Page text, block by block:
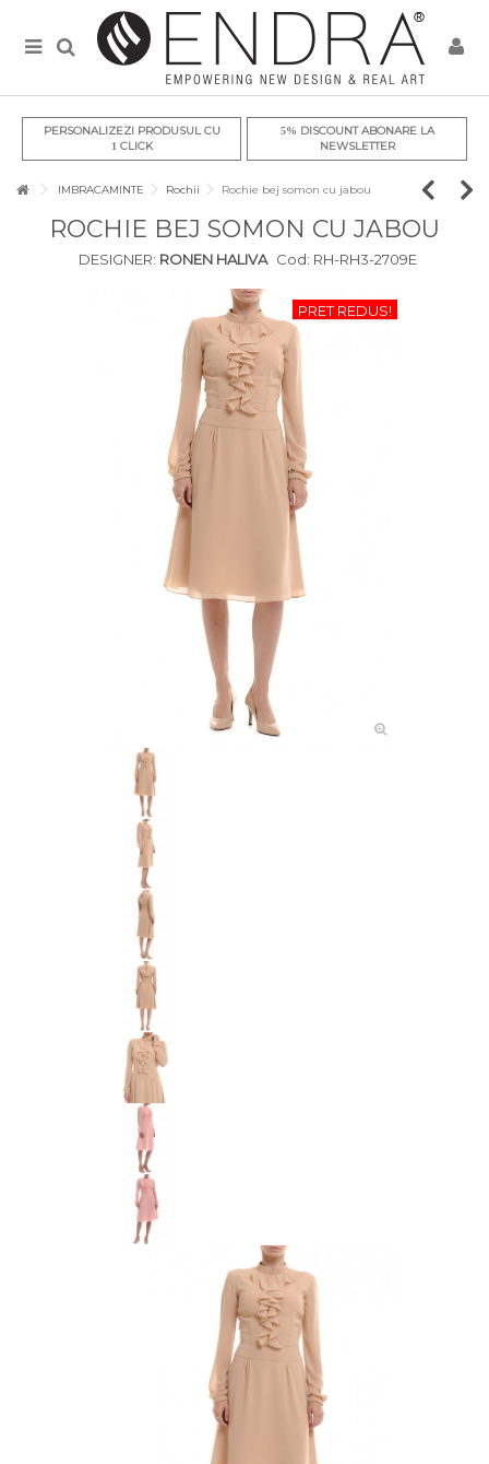
PERSONALIZEZI PRODUSUL CU
1CLICK
5% DISCOUNT ABONARE LA
NEWSLETTER
IMBRACAMINTE Rochii Rochie bej somon cu jabou
ROCHIE BEJ SOMON CU JABOU
DESIGNER: RONEN HALIVA Cod: RH-RH3-2709E
PRET REDUS!